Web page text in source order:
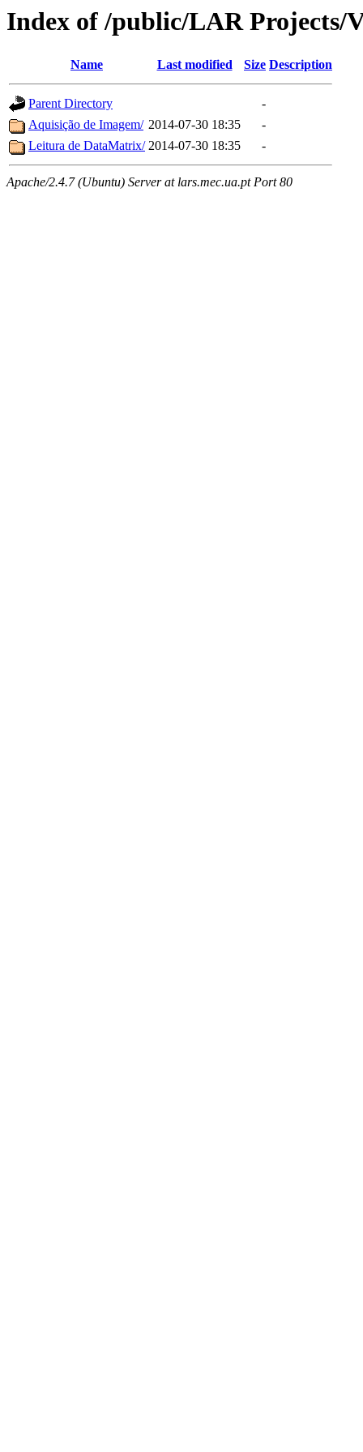
Index of /public/LAR Projects/
Name Last modified Size Description
Parent Directory
-
Aquisição de Imagem/ 2014-07-30 18:35
-
Leitura de DataMatrix/ 2014-07-30 18:35 -
Apache/2.4.7 (Ubuntu) Server at lars.mec.ua.pt Port 80